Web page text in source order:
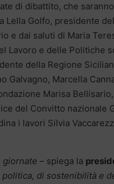
di dibattito, che
Lella Golfo, presidente
e dai saluti di Maria
Lavoro e delle Politiche
della Regione
Galvagno, Marcella
Marisa
del Convitto nazionale
i lavori Silvia
giornate – spiega la
di sostenibilità e